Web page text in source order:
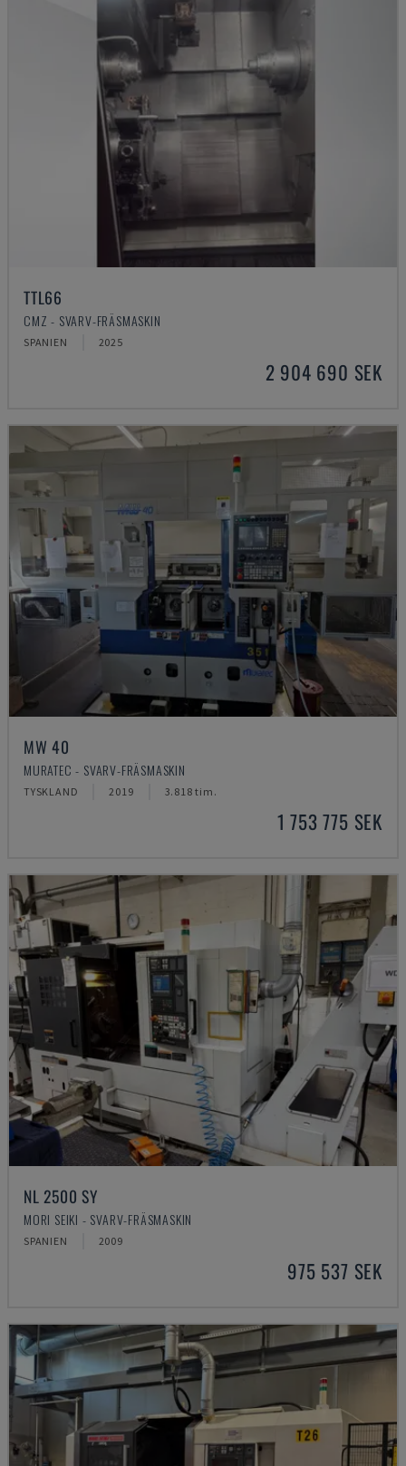
TTL66
CMZ - SVARV-FRÄSMASKIN
SPANIEN 2025
2 904 690 SEK
MW 40
MURATEC - SVARV-FRÄSMASKIN
TYSKLAND 2019 3.818 tim.
1 753 775 SEK
NL 2500 SY
MORI SEIKI - SVARV-FRÄSMASKIN
SPANIEN 2009
975 537 SEK